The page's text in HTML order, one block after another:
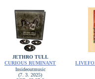
JETHRO TULL
CURIOUS RUMINANT
Insideoutmusic
(7. 3. 2025)